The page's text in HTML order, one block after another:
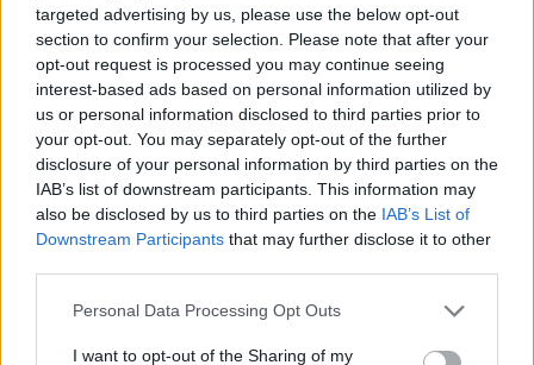
targeted advertising by us, please use the below opt-out
section to confirm your selection. Please note that after your
opt-out request is processed you may continue seeing
interest-based ads based on personal information utilized by
us or personal information disclosed to third parties prior to
your opt-out. You may separately opt-out of the further
disclosure of your personal information by third parties on the
IAB’s list of downstream participants. This information may
also be disclosed by us to third parties on the IAB’s List of
Downstream Participants that may further disclose it to other
Personal Data Processing Opt Outs
I want to opt-out of the Sharing of my
TAGS: ΑΡΧΟΝΤΙΚΟ ΖΑΧΟΥ ΔΗΜΟΣ ΑΡΓΟΥΣ
ΟΡΕΣΤΙΚΟΥ ΠΟΛΥΧΩΡΟΣ ΠΟΛΙΤΙΣΜΟΥ
ΔΗΜΟΙ